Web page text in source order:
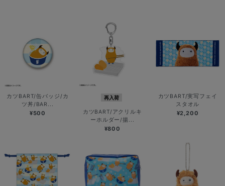
カツBART/缶バッジ/カ
ツ丼/BAR...
¥500
再入荷
カツBART/アクリルキ
ーホルダー/揚...
¥800
カツBART/実写フェイ
スタオル
¥2,200